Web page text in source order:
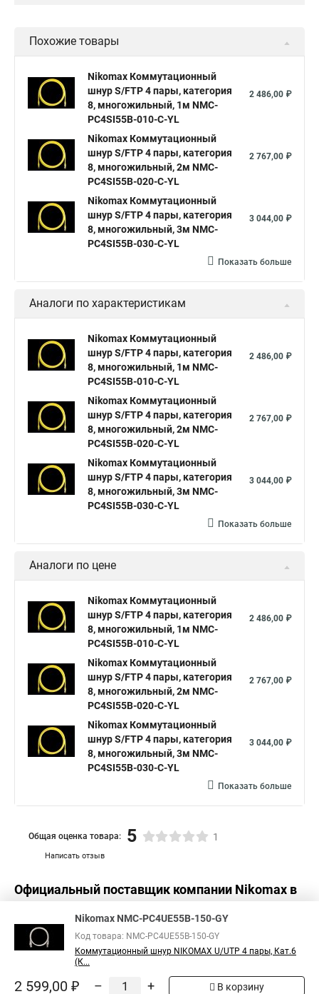
Похожие товары
Nikomax Коммутационный
шнур S/FTP 4 пары, категория
8, многожильный, 1м NMC-
PC4SI55B-010-C-YL
2 486,00 ₽
Nikomax Коммутационный
шнур S/FTP 4 пары, категория
8, многожильный, 2м NMC-
PC4SI55B-020-C-YL
2 767,00 ₽
Nikomax Коммутационный
шнур S/FTP 4 пары, категория
8, многожильный, 3м NMC-
PC4SI55B-030-C-YL
3 044,00 ₽
Показать больше
Аналоги по характеристикам
Nikomax Коммутационный
шнур S/FTP 4 пары, категория
8, многожильный, 1м NMC-
PC4SI55B-010-C-YL
2 486,00 ₽
Nikomax Коммутационный
шнур S/FTP 4 пары, категория
8, многожильный, 2м NMC-
PC4SI55B-020-C-YL
2 767,00 ₽
Nikomax Коммутационный
шнур S/FTP 4 пары, категория
8, многожильный, 3м NMC-
PC4SI55B-030-C-YL
3 044,00 ₽
Показать больше
Аналоги по цене
Nikomax Коммутационный
шнур S/FTP 4 пары, категория
8, многожильный, 1м NMC-
PC4SI55B-010-C-YL
2 486,00 ₽
Nikomax Коммутационный
шнур S/FTP 4 пары, категория
8, многожильный, 2м NMC-
PC4SI55B-020-C-YL
2 767,00 ₽
Nikomax Коммутационный
шнур S/FTP 4 пары, категория
8, многожильный, 3м NMC-
PC4SI55B-030-C-YL
3 044,00 ₽
Показать больше
Написать отзыв
Общая оценка товара: 5 1
Официальный поставщик компании Nikomax в
Nikomax NMC-PC4UE55B-150-GY
Код товара: NMC-PC4UE55B-150-GY
Коммутационный шнур NIKOMAX U/UTP 4 пары, Кат.6
(К...
2 599,00 ₽ – + В корзину